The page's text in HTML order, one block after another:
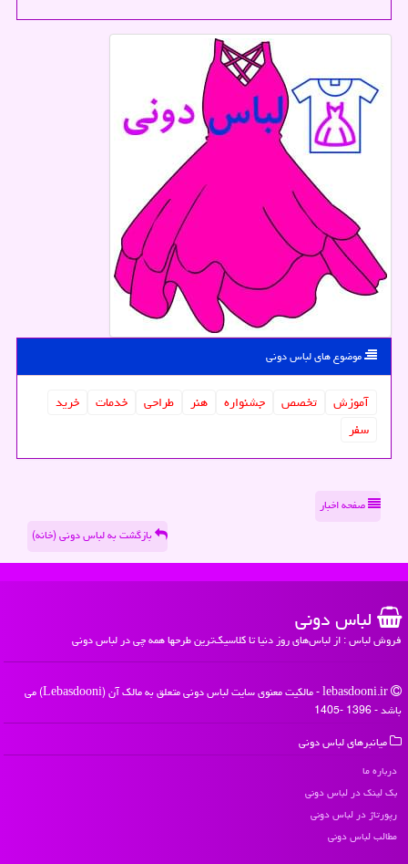
موضوع های لباس دونی
آموزش تخصص جشنواره هنر طراحی خدمات
خرید
سفر
صفحه اخبار
بازگشت به لباس دونی (خانه)
لباس دونی
فروش لباس : از لباس‌های روز دنیا تا کلاسیک‌ترین طرحها همه چی در لباس دونی
lebasdooni.ir - مالکیت معنوی سایت لباس دونی متعلق به مالک آن (Lebasdooni) می
باشد - 1396 -1405
میانبرهای لباس دونی
درباره ما
بک لینک در لباس دونی
رپورتاژ در لباس دونی
مطالب لباس دونی